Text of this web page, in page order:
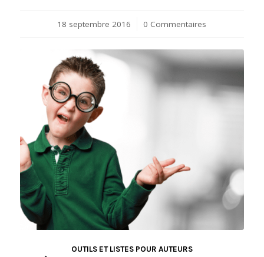
18 septembre 2016
/ 0 Commentaires
OUTILS ET LISTES POUR AUTEURS